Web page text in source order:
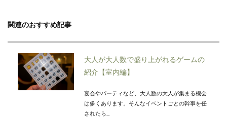
関連のおすすめ記事
大人が大人数で盛り上がれるゲームの
紹介【室内編】
宴会やパーティなど、大人数の大人が集まる機会
は多くあります。そんなイベントごとの幹事を任
されたら...